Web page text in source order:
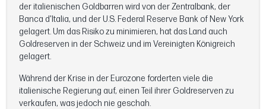
der italienischen Goldbarren wird von der Zentralbank, der
Banca d'Italia, und der U.S. Federal Reserve Bank of New York
gelagert. Um das Risiko zu minimieren, hat das Land auch
Goldreserven in der Schweiz und im Vereinigten Königreich
gelagert.
Während der Krise in der Eurozone forderten viele die
italienische Regierung auf, einen Teil ihrer Goldreserven zu
verkaufen, was jedoch nie geschah.